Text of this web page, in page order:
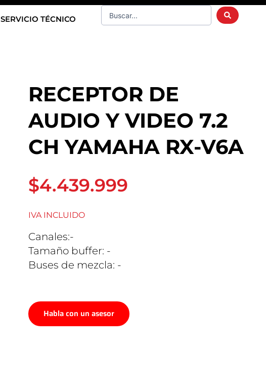
SERVICIO TÉCNICO
Search
RECEPTOR DE
AUDIO Y VIDEO 7.2
CH YAMAHA RX-V6A
$4.439.999
IVA INCLUIDO
Canales:-
Tamaño buffer: -
Buses de mezcla: -
Habla con un asesor